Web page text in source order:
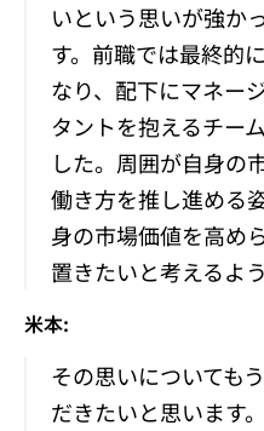
いという思いが強か
す。前職では最終的
なり、配下にマネー
タントを抱えるチー
した。周囲が自身の
働き方を推し進める
身の市場価値を高め
置きたいと考えるよ
米本:
その思いについても
だきたいと思います